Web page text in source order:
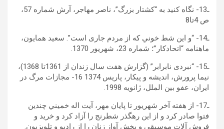
ـ13- نگاه کنيد به “کشتار بزرگ”، ناصر مهاجر، آرش شماره 57،
ص 4تا8
ـ14- “و اين شط خوني که از مردم جاری است”. سعيد همايون،
ماهنامه “اتحادکار”؛ شماره 23، شهریور 1370.
ـ15- “نبردی نابرابر” (گزارش هفت سال زندان از 1361تا 1368)،
نيما پرورش، انديشه و پيکار، پاريس 1374 16- مجازات مرگ در
ايران، عفو بين الملل، ژانويه 1998.
ـ17- از هفته آخر شهريور تا پايان مهر، آیت اله خميني چندين
فتوا صادر کرد و از اين رهگذر شطرنج را آزاد کرد و خريد و
فروش آلات موسيقي و پخش آواز زنان را از راديو و تلويزیون.